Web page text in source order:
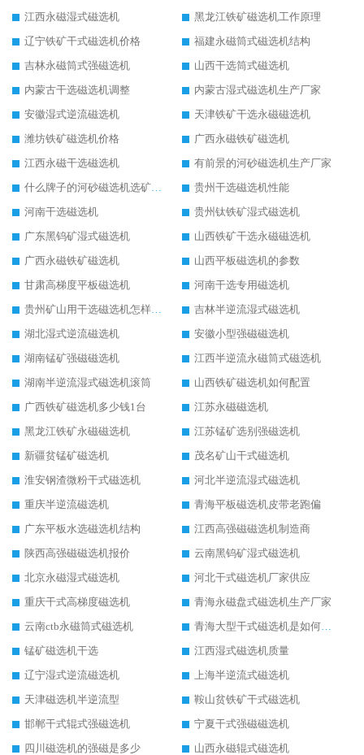
江西永磁湿式磁选机
黑龙江铁矿磁选机工作原理
辽宁铁矿干式磁选机价格
福建永磁筒式磁选机结构
吉林永磁筒式强磁选机
山西干选筒式磁选机
内蒙古干选磁选机调整
内蒙古湿式磁选机生产厂家
安徽湿式逆流磁选机
天津铁矿干选永磁磁选机
潍坊铁矿磁选机价格
广西永磁铁矿磁选机
江西永磁干选磁选机
有前景的河砂磁选机生产厂家
什么牌子的河砂磁选机选矿效果好
贵州干选磁选机性能
河南干选磁选机
贵州钛铁矿湿式磁选机
广东黑钨矿湿式磁选机
山西铁矿干选永磁磁选机
广西永磁铁矿磁选机
山西平板磁选机的参数
甘肃高梯度平板磁选机
河南干选专用磁选机
贵州矿山用干选磁选机怎样调磁
吉林半逆流湿式磁选机
湖北湿式逆流磁选机
安徽小型强磁磁选机
湖南锰矿强磁磁选机
江西半逆流永磁筒式磁选机
湖南半逆流湿式磁选机滚筒
山西铁矿磁选机如何配置
广西铁矿磁选机多少钱1台
江苏永磁磁选机
黑龙江铁矿永磁磁选机
江苏锰矿选别强磁选机
新疆贫锰矿磁选机
茂名矿山干式磁选机
淮安钢渣微粉干式磁选机
河北半逆流湿式磁选机
重庆半逆流磁选机
青海平板磁选机皮带老跑偏
广东平板水选磁选机结构
江西高强磁磁选机制造商
陕西高强磁磁选机报价
云南黑钨矿湿式磁选机
北京永磁湿式磁选机
河北干式磁选机厂家供应
重庆干式高梯度磁选机
青海永磁盘式磁选机生产厂家
云南ctb永磁筒式磁选机
青海大型干式磁选机是如何选矿的
锰矿磁选机干选
江西湿式磁选机质量
辽宁湿式逆流磁选机
上海半逆流式磁选机
天津磁选机半逆流型
鞍山贫铁矿干式磁选机
邯郸干式辊式强磁选机
宁夏干式强磁磁选机
四川磁选机的强磁是多少
山西永磁辊式磁选机